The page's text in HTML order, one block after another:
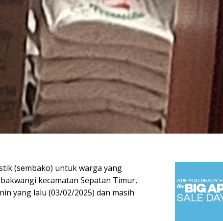
(sembako) untuk warga yang
kecamatan Sepatan Timur,
yang lalu (03/02/2025) dan masih